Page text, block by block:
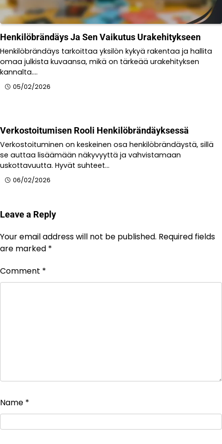
Henkilöbrändäys Ja Sen Vaikutus Urakehitykseen
Henkilöbrändäys tarkoittaa yksilön kykyä rakentaa ja hallita
omaa julkista kuvaansa, mikä on tärkeää urakehityksen
kannalta.…
05/02/2026
Verkostoitumisen Rooli Henkilöbrändäyksessä
Verkostoituminen on keskeinen osa henkilöbrändäystä, sillä
se auttaa lisäämään näkyvyyttä ja vahvistamaan
uskottavuutta. Hyvät suhteet…
06/02/2026
Leave a Reply
Your email address will not be published. Required fields
are marked *
Comment *
Name *